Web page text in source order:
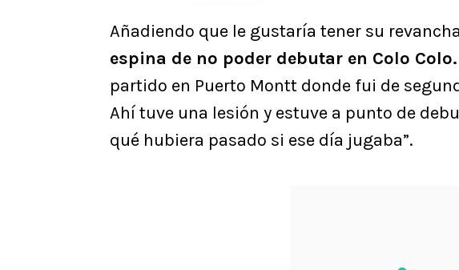
Añadiendo que le gustaría tener su
espina de no poder debutar en Colo Colo.
partido en Puerto Montt donde fui de
Ahí tuve una lesión y estuve a punto de
qué hubiera pasado si ese día jugaba”.